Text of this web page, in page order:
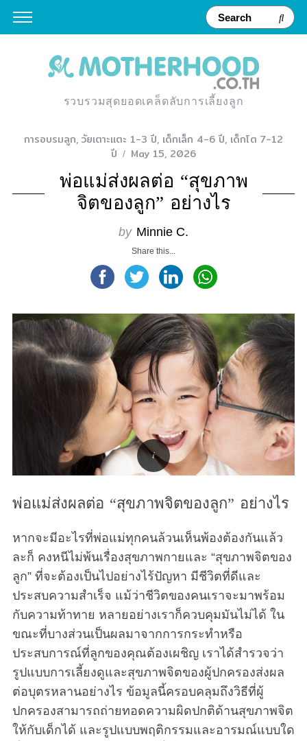
รวบรวมสุดยอดเคล็ดลับการเลี้ยงลูก
การอบรมลูก, วัยเตาะแตะ 1-3 ปี, เด็กเล็ก 4-6 ปี, เด็กโต 7-12
ปี
May 15, 2026
พ่อแม่ส่งผลต่อ “สุขภาพ
จิตของลูก” อย่างไร
by Minnie C.
Share this...
พ่อแม่ส่งผลต่อ “สุขภาพจิตของลูก” อย่างไร
หากจะมีอะไรที่พ่อแม่ทุกคนล้วนเห็นพ้องต้องกันแล้ว
ละก็ คงหนีไม่พ้นเรื่องสุขภาพกายและ “สุขภาพจิตของ
ลูก” ที่จะต้องเป็นไปอย่างไร้ปัญหา มีชีวิตที่ดีและ
ประสบความสำเร็จ แม้ว่าชีวิตของคนเราจะมาพร้อม
กับความท้าทาย หลายอย่างเราก็ควบคุมมันไม่ได้ ใน
ขณะที่บางส่วนเป็นผลมาจากการกระทำหรือ
ประสบการณ์ที่ลูกของคุณต้องเผชิญ เราได้สำรวจว่า
รูปแบบการเลี้ยงดูและสุขภาพจิตของผู้ปกครองส่งผล
ต่อบุตรหลานอย่างไร ข้อมูลนี้ครอบคลุมถึงวิธีที่ผู้
ปกครองสามารถถ่ายทอดความผิดปกติด้านสุขภาพจิต
ให้กับเด็กได้ และรูปแบบพฤติกรรมและอารมณ์แบบใด